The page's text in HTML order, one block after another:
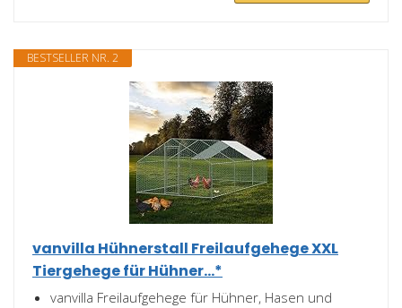
BESTSELLER NR. 2
vanvilla Hühnerstall Freilaufgehege XXL
Tiergehege für Hühner...*
vanvilla Freilaufgehege für Hühner, Hasen und